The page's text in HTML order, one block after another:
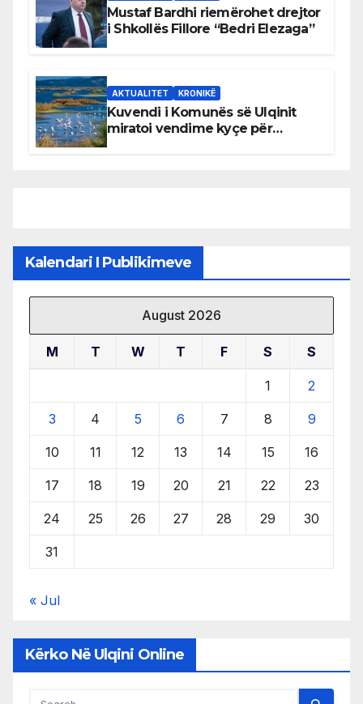
Mustaf Bardhi riemërohet drejtor
i Shkollës Fillore “Bedri Elezaga”
AKTUALITET KRONIKË
Kuvendi i Komunës së Ulqinit
miratoi vendime kyçe për
Kalendari I Publikimeve
August 2026
M T W T F S S
1 2
3 4 5 6 7 8 9
10 11 12 13 14 15 16
17 18 19 20 21 22 23
24 25 26 27 28 29 30
31
« Jul
Kërko Në Ulqini Online